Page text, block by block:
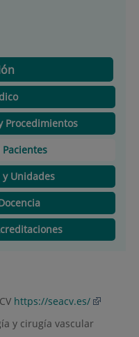
Procedimientos
Unidades
https://seacv.es/
y cirugía vascular